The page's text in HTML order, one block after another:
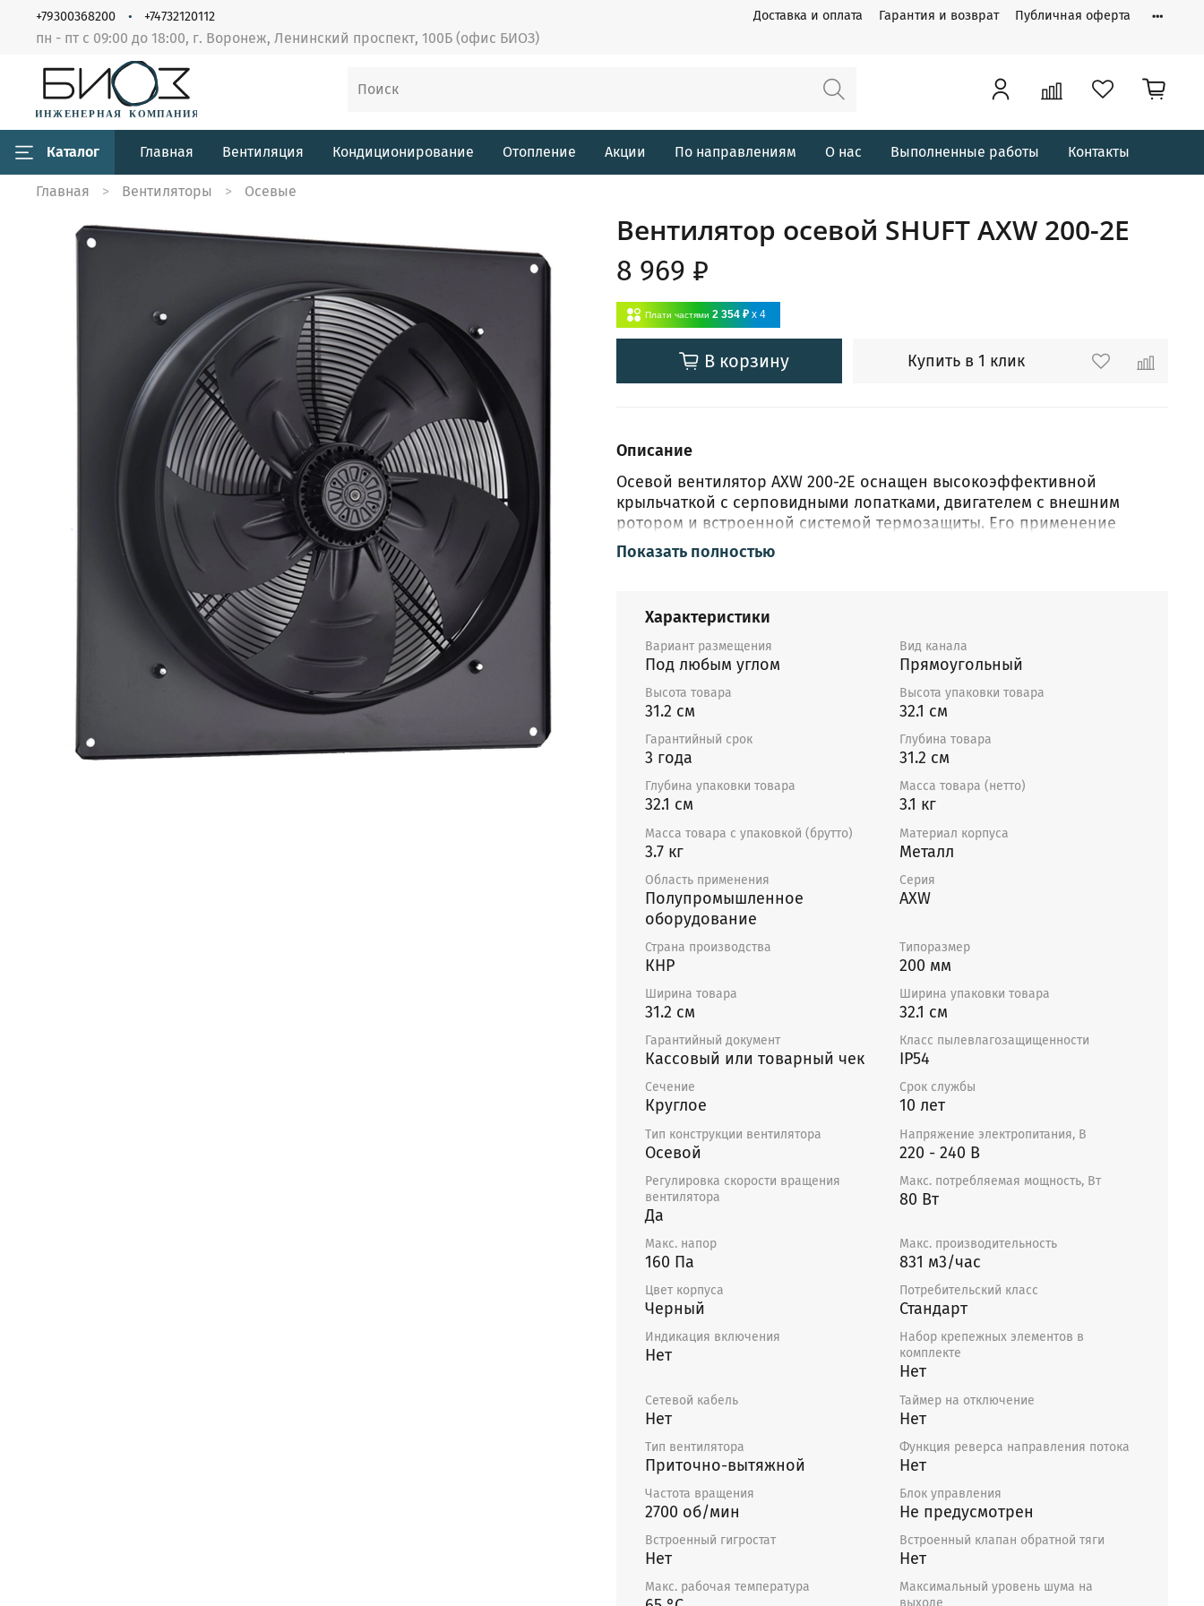
Доставка и оплата Гарантия и возврат Публичная оферта
пн - пт с 09:00 до 18:00, г. Воронеж, Ленинский проспект, 100Б (офис БИОЗ)
+79300368200 +74732120112
Каталог Главная Вентиляция Кондиционирование Отопление Акции По направлениям О нас Выполненные работы Контакты
Главная Вентиляторы Осевые
Вентилятор осевой SHUFT AXW 200-2E
8 969 ₽
Плати частями 2 354 ₽ x 4
В корзину Купить в 1 клик
Описание
Осевой вентилятор AXW 200-2E оснащен высокоэффективной
крыльчаткой с серповидными лопатками, двигателем с внешним
ротором и встроенной системой термозащиты. Его применение
является оптимальным решением в тех случаях, когда необходимо
максимально просто. Детали вентилятора окрашены в стандартный
черный цвет. Осевой вентилятор AXW 200-2E отлично подходит для
применения в производственных, складских и крупных торговых
помещениях.
Отличительные особенности
Все вентиляторы серии AXW оснащены квадратной монтажной
пластиной. Детали вентиляторов стандартно окрашены в черный
цвет.
Двигатель с внешним ротором.
Рабочее колесо металлическое, установлено методом
Электродвигатель с рабочим колесом статически и динамически
сбалансированы.
Шариковые подшипники двигателя не требуют техобслуживания.
Монтаж
Вентиляторы поставляются готовыми к подключению. Могут
устанавливаться в любом положении, в соответствии с направлением
потока воздуха (в соответствии со стрелкой на корпусе вентилятора).
Необходимо предусматривать доступ для обслуживания вентилятора.
Не допускается:
Монтировать в помещениях, где воздух содержит «тяжелую»
Монтировать во взрыво- и пожароопасных помещениях.
Гарантия - 12 месяцев
Показать полностью
Характеристики
Вариант размещения
Под любым углом
Вид канала
Прямоугольный
Высота товара
31.2 см
Высота упаковки товара
32.1 см
Гарантийный срок
3 года
Глубина товара
31.2 см
Глубина упаковки товара
32.1 см
Масса товара (нетто)
3.1 кг
Масса товара с упаковкой (брутто)
3.7 кг
Материал корпуса
Металл
Область применения
Полупромышленное
оборудование
Серия
AXW
Страна производства
КНР
Типоразмер
200 мм
Ширина товара
31.2 см
Ширина упаковки товара
32.1 см
Гарантийный документ
Кассовый или товарный чек
Класс пылевлагозащищенности
IP54
Сечение
Круглое
Срок службы
10 лет
Тип конструкции вентилятора
Осевой
Напряжение электропитания, В
220 - 240 В
Регулировка скорости вращения
вентилятора
Да
Макс. потребляемая мощность, Вт
80 Вт
Макс. напор
160 Па
Макс. производительность
831 м3/час
Цвет корпуса
Черный
Потребительский класс
Стандарт
Индикация включения
Нет
Набор крепежных элементов в
комплекте
Нет
Сетевой кабель
Нет
Таймер на отключение
Нет
Тип вентилятора
Приточно-вытяжной
Функция реверса направления потока
Нет
Частота вращения
2700 об/мин
Блок управления
Не предусмотрен
Встроенный гигростат
Нет
Встроенный клапан обратной тяги
Нет
Макс. рабочая температура
Максимальный уровень шума на